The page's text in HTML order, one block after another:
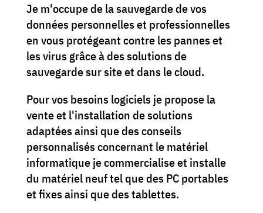
Je m'occupe de la sauvegarde de vos
données personnelles et professionnelles
en vous protégeant contre les pannes et
les virus grâce à des solutions de
sauvegarde sur site et dans le cloud.
Pour vos besoins logiciels je propose la
vente et l'installation de solutions
adaptées ainsi que des conseils
personnalisés concernant le matériel
informatique je commercialise et installe
du matériel neuf tel que des PC portables
et fixes ainsi que des tablettes.